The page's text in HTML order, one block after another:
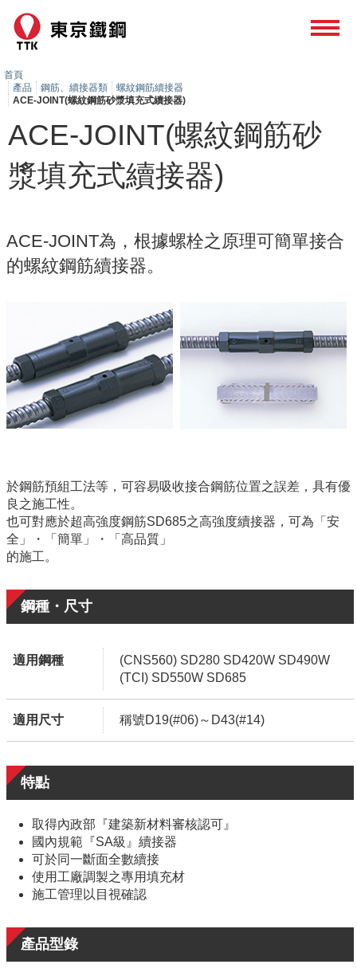
首頁
產品
鋼筋、續接器類
螺紋鋼筋續接器
ACE-JOINT(螺紋鋼筋砂漿填充式續接器)
ACE-JOINT(螺紋鋼筋砂
漿填充式續接器)
ACE-JOINT為，根據螺栓之原理可簡單接合
的螺紋鋼筋續接器。
於鋼筋預組工法等，可容易吸收接合鋼筋位置之誤差，具有優
良之施工性。
也可對應於超高強度鋼筋SD685之高強度續接器，可為「安
全」・「簡單」・「高品質」
的施工。
鋼種・尺寸
適用鋼種
(CNS560) SD280 SD420W SD490W
(TCI) SD550W SD685
適用尺寸 稱號D19(#06)～D43(#14)
特點
取得內政部『建築新材料審核認可』
國內規範『SA級』續接器
可於同一斷面全數續接
使用工廠調製之專用填充材
施工管理以目視確認
產品型錄